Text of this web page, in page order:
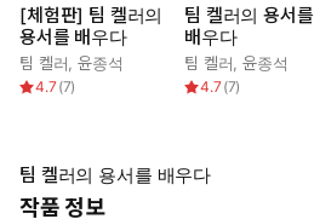
[체험판] 팀 켈러의
용서를 배우다
팀 켈러 ,윤종석
4.7 (7)
팀 켈러의 용서를
배우다
팀 켈러 ,윤종석
4.7 (7)
팀 켈러의 용서를 배우다
작품 정보